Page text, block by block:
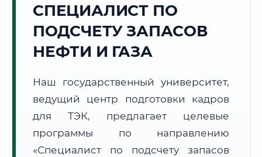
Субъект:
Тел. код:
Почтовые индексы:
Часовой пояс:
🗺️ Зона обслуживания: г. Рязань
СПЕЦИАЛИСТ ПО
ПОДСЧЕТУ ЗАПАСОВ
НЕФТИ И ГАЗА
Наш государственный университет,
ведущий центр подготовки кадров
для ТЭК, предлагает целевые
программы по направлению
«Специалист по подсчету запасов